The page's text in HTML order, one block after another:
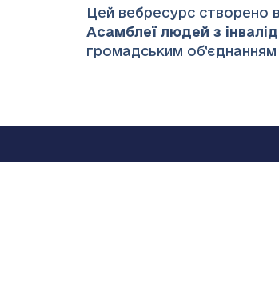
Цей вебресурс створено
Асамблеї людей з
громадським об’єднанням